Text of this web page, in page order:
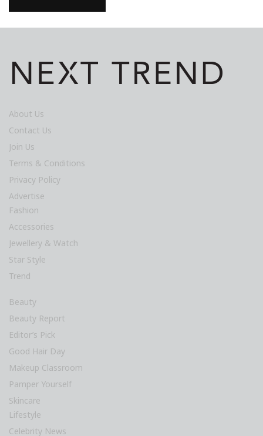
About Us
Contact Us
Join Us
Terms & Conditions
Privacy Policy
Advertise
Fashion
Accessories
Jewellery & Watch
Star Style
Trend
Beauty
Beauty Report
Editor’s Pick
Good Hair Day
Makeup Classroom
Pamper Yourself
Skincare
Lifestyle
Celebrity News